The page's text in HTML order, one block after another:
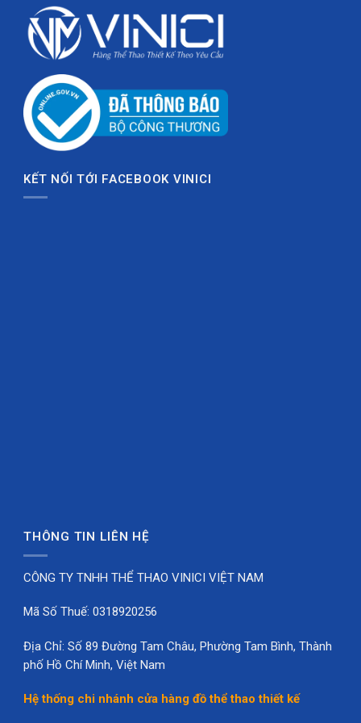
miễn phí
KẾT NỐI TỚI FACEBOOK VINICI
THÔNG TIN LIÊN HỆ
CÔNG TY TNHH THỂ THAO VINICI VIỆT NAM
Mã Số Thuế: 0318920256
Địa Chỉ: Số 89 Đường Tam Châu, Phường Tam Bình, Thành
phố Hồ Chí Minh, Việt Nam
Hệ thống chi nhánh cửa hàng đồ thể thao thiết kế